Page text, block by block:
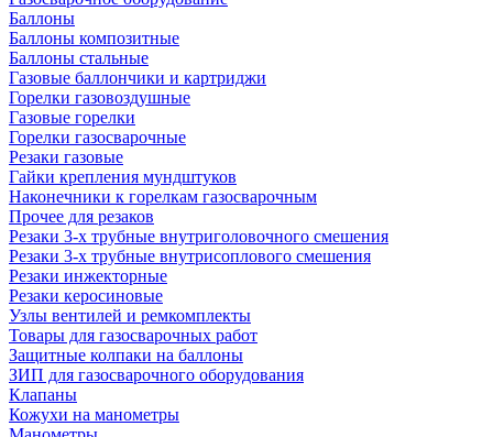
Баллоны
Баллоны композитные
Баллоны стальные
Газовые баллончики и картриджи
Горелки газовоздушные
Газовые горелки
Горелки газосварочные
Резаки газовые
Гайки крепления мундштуков
Наконечники к горелкам газосварочным
Прочее для резаков
Резаки 3-х трубные внутриголовочного смешения
Резаки 3-х трубные внутрисоплового смешения
Резаки инжекторные
Резаки керосиновые
Узлы вентилей и ремкомплекты
Товары для газосварочных работ
Защитные колпаки на баллоны
ЗИП для газосварочного оборудования
Клапаны
Кожухи на манометры